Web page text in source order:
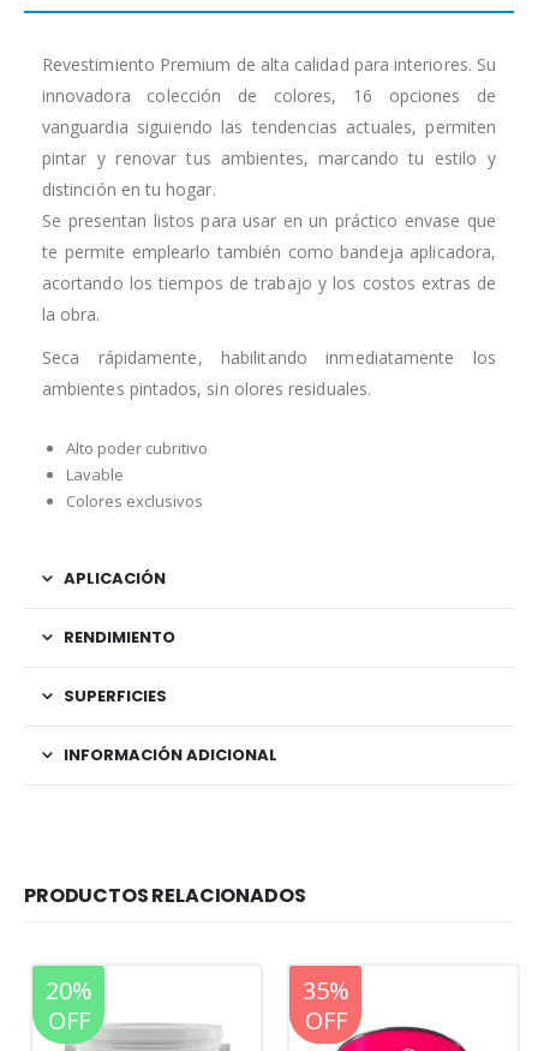
Revestimiento Premium de alta calidad para interiores. Su
innovadora colección de colores, 16 opciones de
vanguardia siguiendo las tendencias actuales, permiten
pintar y renovar tus ambientes, marcando tu estilo y
distinción en tu hogar.
Se presentan listos para usar en un práctico envase que
te permite emplearlo también como bandeja aplicadora,
acortando los tiempos de trabajo y los costos extras de
la obra.
Seca rápidamente, habilitando inmediatamente los
ambientes pintados, sin olores residuales.
Alto poder cubritivo
Lavable
Colores exclusivos
APLICACIÓN
RENDIMIENTO
SUPERFICIES
INFORMACIÓN ADICIONAL
PRODUCTOS RELACIONADOS
20%
OFF
20%
OFF
35%
OFF